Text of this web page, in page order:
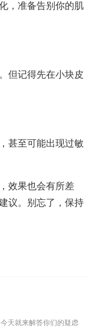
，准备告别你的肌
但记得先在小块皮
甚至可能出现过敏
效果也会有所差
议。别忘了，保持
天就来解答你们的疑虑